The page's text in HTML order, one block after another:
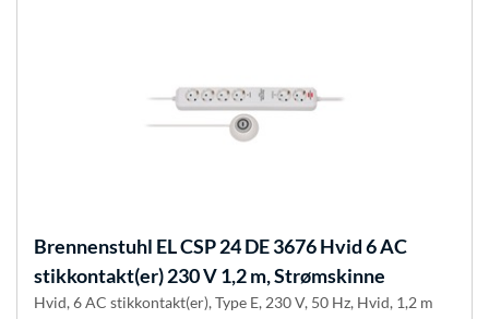
Brennenstuhl EL CSP 24 DE 3676 Hvid 6 AC
stikkontakt(er) 230 V 1,2 m, Strømskinne
Hvid, 6 AC stikkontakt(er), Type E, 230 V, 50 Hz, Hvid, 1,2 m